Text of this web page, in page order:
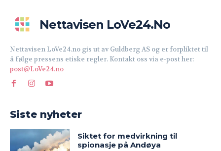
Nettavisen LoVe24.no
Nettavisen LoVe24.no gis ut av Guldberg AS og er forpliktet til
å følge pressens etiske regler. Kontakt oss via e-post her:
post@LoVe24.no
Siste nyheter
Siktet for medvirkning til
spionasje på Andøya